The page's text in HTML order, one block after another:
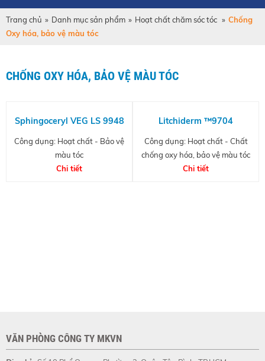
Trang chủ » Danh mục sản phẩm » Hoạt chất chăm sóc tóc » Chống
Oxy hóa, bảo vệ màu tóc
CHỐNG OXY HÓA, BẢO VỆ MÀU TÓC
Sphingoceryl VEG LS 9948
Công dụng: Hoạt chất - Bảo vệ
màu tóc
Chi tiết
Litchiderm ™9704
Công dụng: Hoạt chất - Chất
chống oxy hóa, bảo vệ màu tóc
Chi tiết
VĂN PHÒNG CÔNG TY MKVN